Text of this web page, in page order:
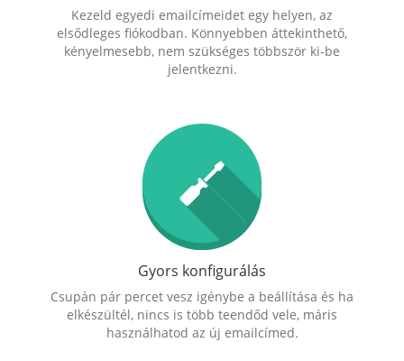
Kezeld egyedi emailcímeidet egy helyen, az
elsődleges fiókodban. Könnyebben áttekinthető,
kényelmesebb, nem szükséges többször ki-be
jelentkezni.
Gyors konfigurálás
Csupán pár percet vesz igénybe a beállítása és ha
elkészültél, nincs is több teendőd vele, máris
használhatod az új emailcímed.